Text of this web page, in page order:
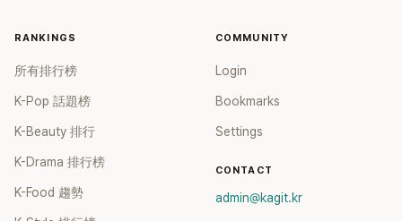
RANKINGS
所有排行榜
K-Pop 話題榜
K-Beauty 排行
K-Drama 排行榜
K-Food 趨勢
COMMUNITY
Login
Bookmarks
Settings
CONTACT
admin@kagit.kr